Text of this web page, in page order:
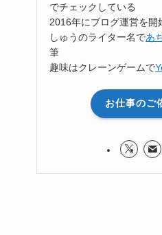
でチェックしている
2016年にブログ運営を開
しゅうのライター名であ
筆
趣味はクレーンゲームで
お仕事のご